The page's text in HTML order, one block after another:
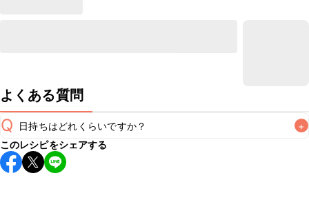
よくある質問
Q 日持ちはどれくらいですか？ +
こちらのレシピは出来たてをお召し上がりいただくことをお
すすめします。
このレシピをシェアする